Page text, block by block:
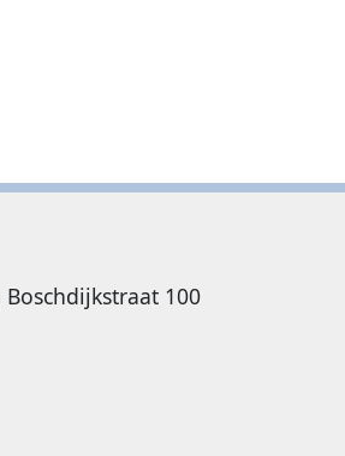
100